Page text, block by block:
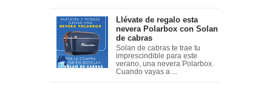
Llévate de regalo esta
nevera Polarbox con Solan
de cabras
Solan de cabras te trae tu
imprescindible para este
verano, una nevera Polarbox.
Cuando vayas a ...